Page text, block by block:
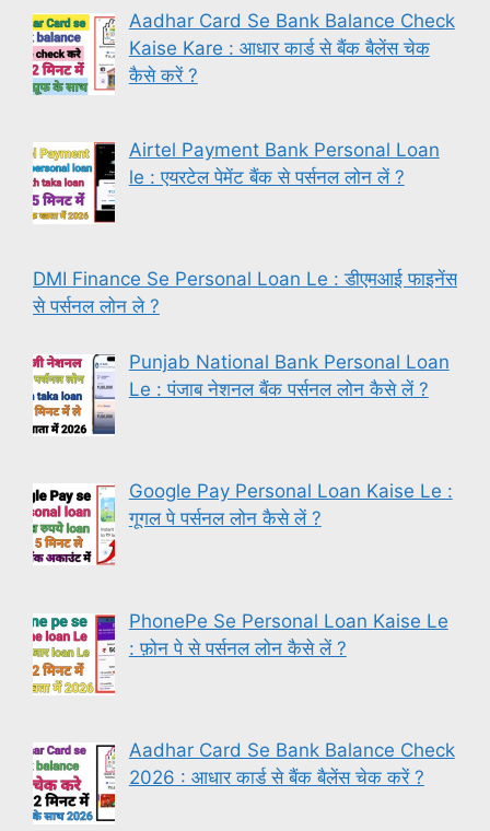
Aadhar Card Se Bank Balance Check
Kaise Kare : आधार कार्ड से बैंक बैलेंस चेक
कैसे करें ?
Airtel Payment Bank Personal Loan
le : एयरटेल पेमेंट बैंक से पर्सनल लोन लें ?
DMI Finance Se Personal Loan Le : डीएमआई फाइनेंस
से पर्सनल लोन ले ?
Punjab National Bank Personal Loan
Le : पंजाब नेशनल बैंक पर्सनल लोन कैसे लें ?
Google Pay Personal Loan Kaise Le :
गूगल पे पर्सनल लोन कैसे लें ?
PhonePe Se Personal Loan Kaise Le
: फ़ोन पे से पर्सनल लोन कैसे लें ?
Aadhar Card Se Bank Balance Check
2026 : आधार कार्ड से बैंक बैलेंस चेक करें ?